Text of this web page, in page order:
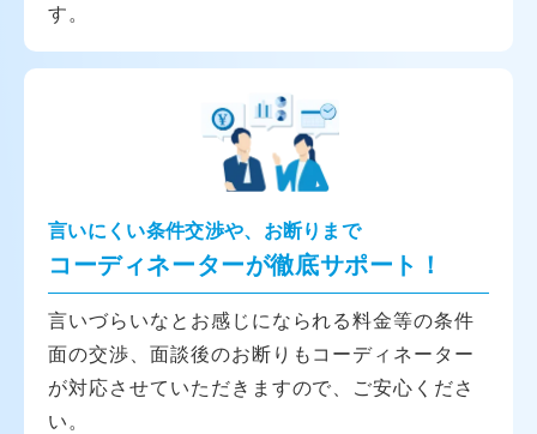
す。
言いにくい条件交渉や、お断りまで
コーディネーターが徹底サポート！
言いづらいなとお感じになられる料金等の条件
面の交渉、面談後のお断りもコーディネーター
が対応させていただきますので、ご安心くださ
い。